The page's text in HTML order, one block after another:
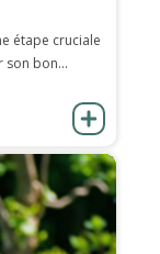
étape cruciale
son bon...